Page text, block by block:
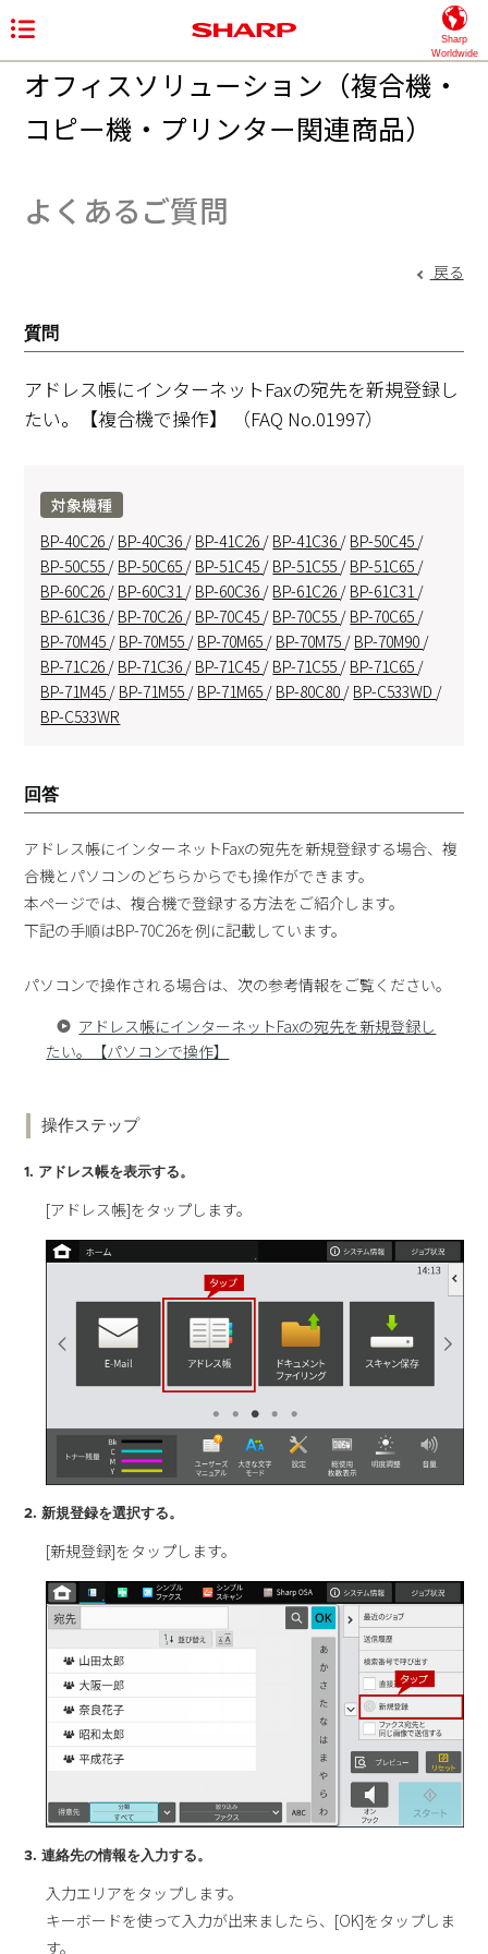
Sharp
Worldwide
オフィスソリューション（複合機・
コピー機・プリンター関連商品）
よくあるご質問
戻る
質問
アドレス帳にインターネットFaxの宛先を新規登録し
たい。【複合機で操作】
（FAQ No.01997）
対象機種
BP-40C26 / BP-40C36 / BP-41C26 / BP-41C36 / BP-50C45 /
BP-50C55 / BP-50C65 / BP-51C45 / BP-51C55 / BP-51C65 /
BP-60C26 / BP-60C31 / BP-60C36 / BP-61C26 / BP-61C31 /
BP-61C36 / BP-70C26 / BP-70C45 / BP-70C55 / BP-70C65 /
BP-70M45 / BP-70M55 / BP-70M65 / BP-70M75 / BP-70M90 /
BP-71C26 / BP-71C36 / BP-71C45 / BP-71C55 / BP-71C65 /
BP-71M45 / BP-71M55 / BP-71M65 / BP-80C80 / BP-C533WD /
BP-C533WR
回答
アドレス帳にインターネットFaxの宛先を新規登録する場合、複
合機とパソコンのどちらからでも操作ができます。
本ページでは、複合機で登録する方法をご紹介します。
下記の手順はBP-70C26を例に記載しています。
パソコンで操作される場合は、次の参考情報をご覧ください。
アドレス帳にインターネットFaxの宛先を新規登録し
たい。【パソコンで操作】
操作ステップ
1. アドレス帳を表示する。
[アドレス帳]をタップします。
2. 新規登録を選択する。
[新規登録]をタップします。
3. 連絡先の情報を入力する。
入力エリアをタップします。
キーボードを使って入力が出来ましたら、[OK]をタップしま
す。